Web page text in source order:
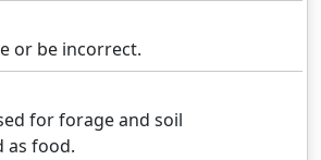
or be incorrect.
for forage and soil
as food.